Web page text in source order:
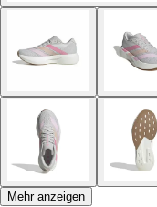
Mehr anzeigen